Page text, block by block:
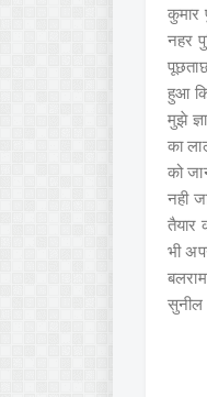
कुमार
नहर
हुआ कि
मुझे
का
को
नही
तैयार
भी
सुनील